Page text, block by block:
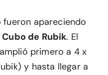
apareciendo
Cubo de Rubik. El
primero a 4 x
y hasta llegar a